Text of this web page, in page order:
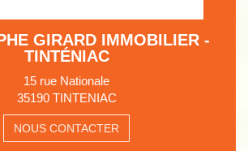
GIRARD IMMOBILIER -
TINTÉNIAC
15 rue Nationale
35190 TINTENIAC
NOUS CONTACTER